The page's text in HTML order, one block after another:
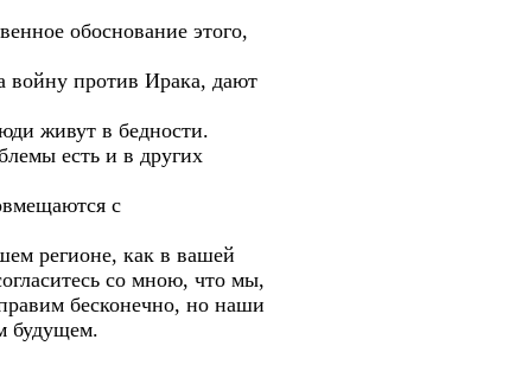
обоснование этого,
войну против Ирака, дают
живут в бедности.
есть и в других
с
регионе, как в вашей
со мною, что мы,
бесконечно, но наши
будущем.